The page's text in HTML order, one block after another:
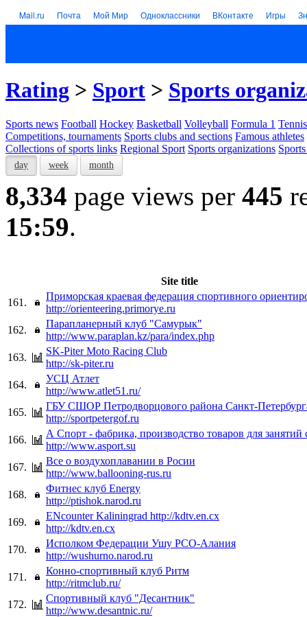
Mail.ru Почта Мой Мир Одноклассники ВКонтакте Игры
Rating > Sport > Sports
Sports news Football Hockey Basketball Volleyball Formula 1 Tennis
Competitions, tournaments Sports clubs and sections Famous athletes
Collections of sports links Regional Sport Sports organizations
day week month
8,334 page views per 445
15:59.
Site title
161.
Приморская краевая федерация спортивного
http://orienteering.primorye.ru
162.
Парапланерный клуб "Самурык"
http://www.paraplan.kz/para/index.php
163.
SK-Piter Moto Racing Club
http://sk-piter.ru
164.
УСЦ Атлет
http://www.atlet51.ru/
165.
ГБУ СШОР Петродворцового района Санкт-
http://sportpetergof.ru
166.
А Спорт - фабрика, производство товаров для занятий
http://www.asport.su
167.
Все о воздухоплавании в Росии
http://www.ballooning-rus.ru
168.
Фитнес клуб Energy
http://ptishok.narod.ru
169.
ENcounter Kaliningrad http://kdtv.en.cx
http://kdtv.en.cx
170.
Исполком Федерации Ушу РСО-Алания
http://wushurno.narod.ru
171.
Конно-спортивный клуб Ритм
http://ritmclub.ru/
172.
Спортивный клуб "Десантник"
http://www.desantnic.ru/